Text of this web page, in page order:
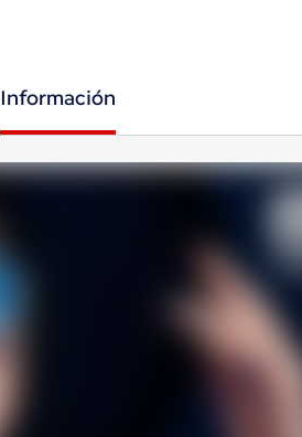
Información